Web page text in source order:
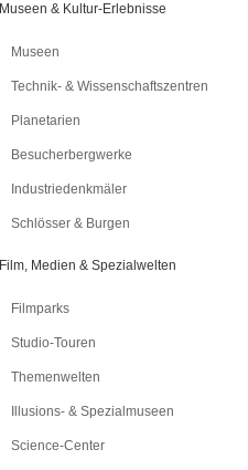
Museen & Kultur-Erlebnisse
Museen
Technik- & Wissenschaftszentren
Planetarien
Besucherbergwerke
Industriedenkmäler
Schlösser & Burgen
Film, Medien & Spezialwelten
Filmparks
Studio-Touren
Themenwelten
Illusions- & Spezialmuseen
Science-Center